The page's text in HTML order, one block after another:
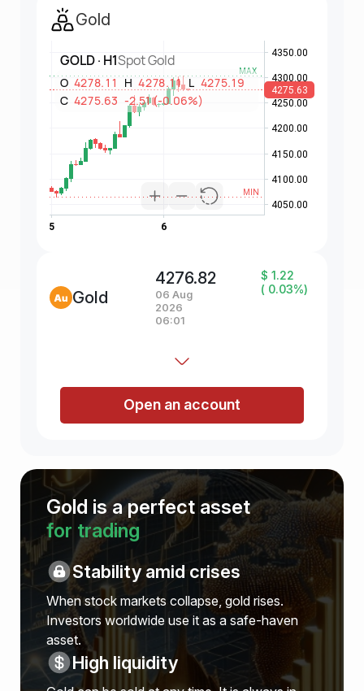
Gold
Gold
4276.82
06 Aug
2026
06:01
$ 1.22
( 0.03%)
Open an account
Gold is a perfect asset
for trading
Stability amid crises
When stock markets collapse, gold rises.
Investors worldwide use it as a safe-haven
asset.
High liquidity